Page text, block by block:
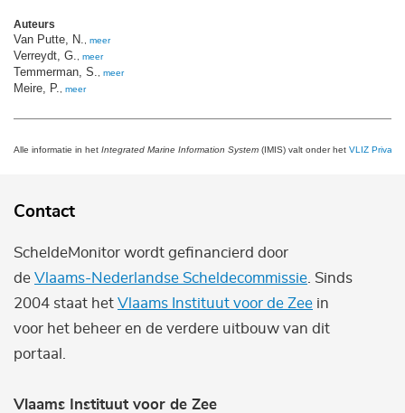
Auteurs
Van Putte, N. meer
Verreydt, G. meer
Temmerman, S. meer
Meire, P. meer
Alle informatie in het Integrated Marine Information System (IMIS) valt onder het VLIZ Privacy
Contact
ScheldeMonitor wordt gefinancierd door
de Vlaams-Nederlandse Scheldecommissie . Sinds
2004 staat het Vlaams Instituut voor de Zee in
voor het beheer en de verdere uitbouw van dit
portaal.
Vlaams Instituut voor de Zee